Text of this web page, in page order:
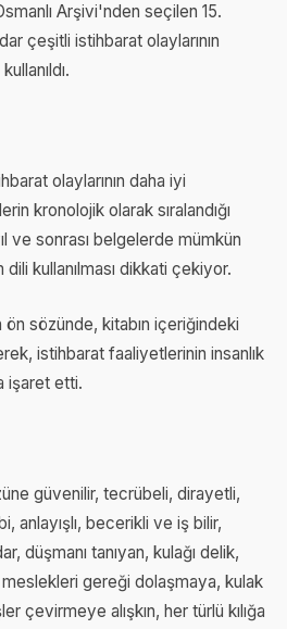
Arşivi'nden seçilen 15.
çeşitli istihbarat olaylarının
olaylarının daha iyi
kronolojik olarak sıralandığı
ve sonrası belgelerde mümkün
dili kullanılması dikkati çekiyor.
ön sözünde, kitabın içeriğindeki
istihbarat faaliyetlerinin insanlık
işaret etti.
güvenilir, tecrübeli, dirayetli,
anlayışlı, becerikli ve iş bilir,
düşmanı tanıyan, kulağı delik,
gereği dolaşmaya, kulak
çevirmeye alışkın, her türlü kılığa